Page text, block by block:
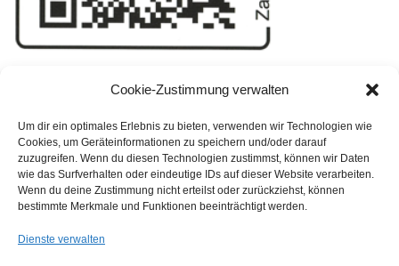
Cookie-Zustimmung verwalten
Um dir ein optimales Erlebnis zu bieten, verwenden wir Technologien wie
Cookies, um Geräteinformationen zu speichern und/oder darauf
zuzugreifen. Wenn du diesen Technologien zustimmst, können wir Daten
wie das Surfverhalten oder eindeutige IDs auf dieser Website verarbeiten.
Wenn du deine Zustimmung nicht erteilst oder zurückziehst, können
bestimmte Merkmale und Funktionen beeinträchtigt werden.
Dienste verwalten
So geht’s mit dem QR-Code:
1. Banking-App öffnen
2. QR-Code scannen
3. Gewünschten Betrag überweisen